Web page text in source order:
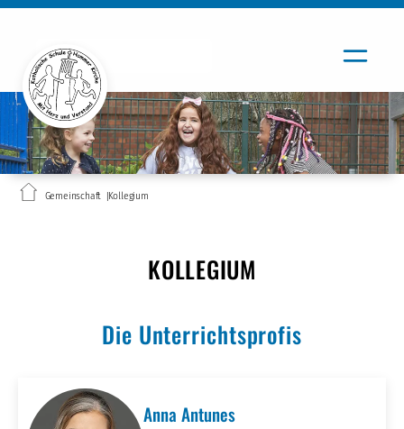
Gemeinschaft Kollegium
KOLLEGIUM
Die Unterrichtsprofis
Anna Antunes